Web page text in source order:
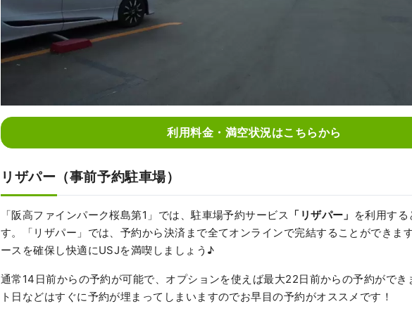
利用料金・満空状況はこちらから
リザパー（事前予約駐車場）
「阪高ファインパーク桜島第1」では、駐車場予約サービス 「リザパー」 を利用す
す。「リザパー」では、予約から決済まで全てオンラインで完結することができま
ースを確保し快適にUSJを満喫しましょう♪
通常14日前からの予約が可能で、オプションを使えば最大22日前からの予約ができ
ト日などはすぐに予約が埋まってしまいますのでお早目の予約がオススメです！